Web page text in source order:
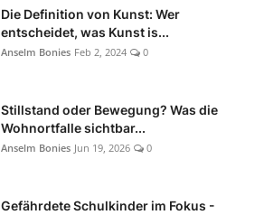
Die Definition von Kunst: Wer
entscheidet, was Kunst is...
Anselm Bonies Feb 2, 2024 0
Stillstand oder Bewegung? Was die
Wohnortfalle sichtbar...
Anselm Bonies Jun 19, 2026 0
Gefährdete Schulkinder im Fokus -